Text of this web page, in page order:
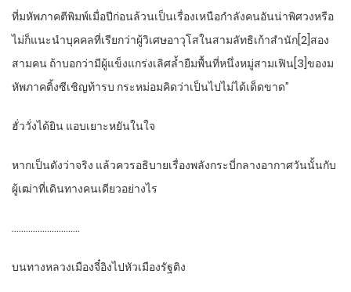
ที่มหัพภาคตีพิมพ์เมื่อปีก่อนล้วนเป็นเรื่องเหนือกำลังคนอันน่าพิศวงหรือ
ไม่ก็แนะนำบุคคลที่เรียกว่าผู้วิเศษอาวุโสในสามลัทธิเก้าสำนัก[2]สอง
สามคน ถ้าบอกว่ามีผู้แข็งแกร่งเลิศล้ำยืมพื้นที่หนึ่งหมู่สามเฟิน[3]ของม
หัพภาคติ้งซีเชิญท้ารบ กระหม่อมคิดว่าเป็นไปไม่ได้เด็ดขาด”
ฮั่ววั่งได้ยิน แอบเยาะหยันในใจ
หากเป็นดังว่าจริง แล้วควรอธิบายเรื่องพลังกระบี่กลางอากาศวันนั้นกับ
ผู้เฒ่าที่เดินทางคนเดียวอย่างไร
………………………..
บนทางหลวงเมืองจี๋อิงไปหัวเมืองรัฐติง